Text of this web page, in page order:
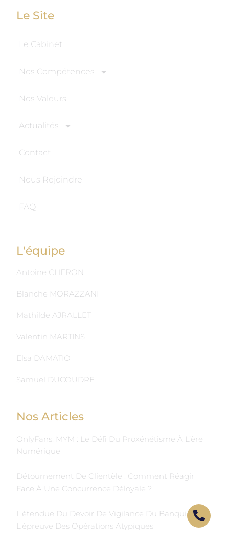
Le Site
Le Cabinet
Nos Compétences
Nos Valeurs
Actualités
Contact
Nous Rejoindre
FAQ
L'équipe
Antoine CHERON
Blanche MORAZZANI
Mathilde AJRALLET
Valentin MARTINS
Elsa DAMATIO
Samuel DUCOUDRE
Nos Articles
OnlyFans, MYM : Le Défi Du Proxénétisme À L’ère
Numérique
Détournement De Clientèle : Comment Réagir
Face À Une Concurrence Déloyale ?
L’étendue Du Devoir De Vigilance Du Banquier À
L’épreuve Des Opérations Atypiques